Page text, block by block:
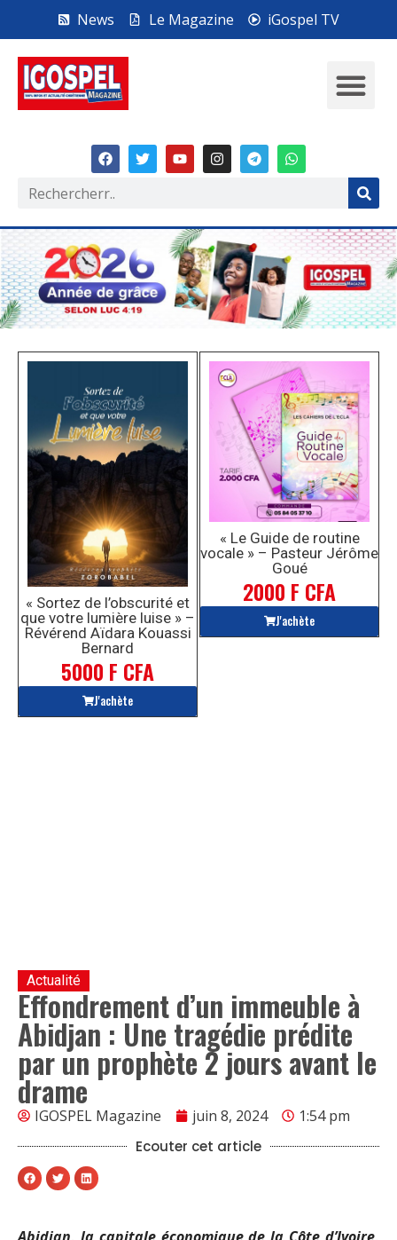
News Le Magazine iGospel TV
« Sortez de l’obscurité et
que votre lumière luise » –
Révérend Aïdara Kouassi
Bernard
5000 F CFA
J'achète
« Le Guide de routine
vocale » – Pasteur Jérôme
Goué
2000 F CFA
J'achète
Actualité
Effondrement d’un immeuble à
Abidjan : Une tragédie prédite
par un prophète 2 jours avant le
drame
IGOSPEL Magazine juin 8, 2024 1:54 pm
Ecouter cet article